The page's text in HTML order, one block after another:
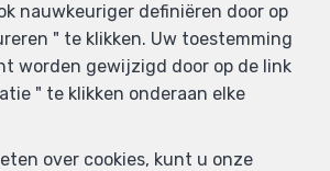
1 1 60 m²
Lambert
huur
nauwkeuriger definiëren door op
" te klikken. Uw toestemming
worden gewijzigd door op de link
" te klikken onderaan elke
over cookies, kunt u onze